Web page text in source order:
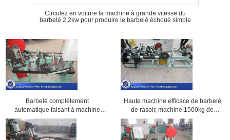
Circulez en voiture la machine à grande vitesse du
barbelé 2.2kw pour produire le barbelé échoué simple
Barbelé complètement
automatique faisant à machine
l'opération facile
1900mm*1300mm*980mm
Haute machine efficace de barbelé
de rasoir, machine 1500kg de
fabrication de fil